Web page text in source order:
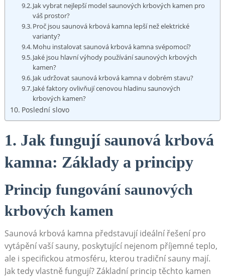
Jak vybrat nejlepší model saunových krbových kamen pro
váš prostor?
Proč jsou saunová krbová kamna lepší než elektrické
varianty?
Mohu instalovat saunová krbová kamna svépomocí?
Jaké jsou hlavní výhody používání saunových krbových
kamen?
Jak udržovat saunová krbová kamna v dobrém stavu?
Jaké faktory ovlivňují cenovou hladinu saunových
krbových kamen?
Poslední slovo
1. Jak fungují saunová krbová
kamna: Základy a principy
Princip fungování saunových
krbových kamen
Saunová krbová kamna představují ideální řešení pro
vytápění vaší sauny, poskytující nejenom příjemné teplo,
ale i specifickou atmosféru, kterou tradiční sauny mají.
Jak tedy vlastně fungují? Základní princip těchto kamen